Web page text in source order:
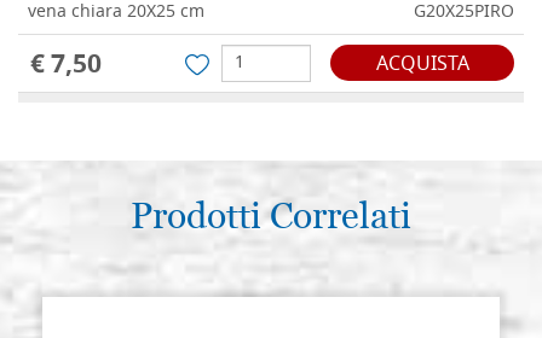
vena chiara 20X25 cm
G20X25PIRO
€ 7,50 ACQUISTA
Tavola in tiglio per pirografia,
vena chiara 21x28 cm
Giacenza: 0 - COD.
G21X28PIRO
€ 8,40
Prodotti Correlati